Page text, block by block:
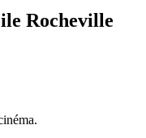
Rocheville